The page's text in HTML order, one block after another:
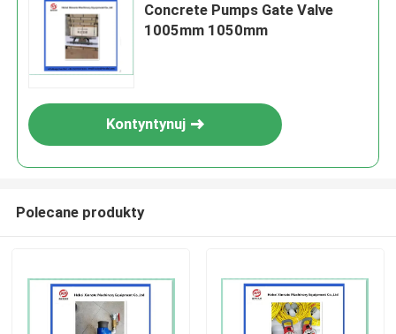
Concrete Pumps Gate Valve
1005mm 1050mm
Kontyntynuj
Polecane produkty